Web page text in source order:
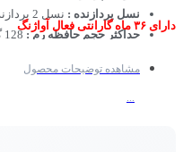
نسل پردازنده : نسل 2 پردازنده‌های سری Core Ultra اینتل
حداکثر حجم حافظه رم : 128 گیگابایت
دارای ۳۶ ماه گارانتی فعال آواژنگ
مشاهده توضیحات محصول